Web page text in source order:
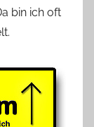
bin ich oft